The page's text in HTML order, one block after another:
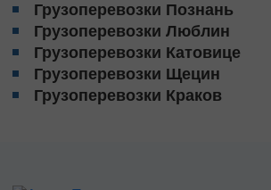
Грузоперевозки Познань
Грузоперевозки Люблин
Грузоперевозки Катовице
Грузоперевозки Щецин
Грузоперевозки Краков